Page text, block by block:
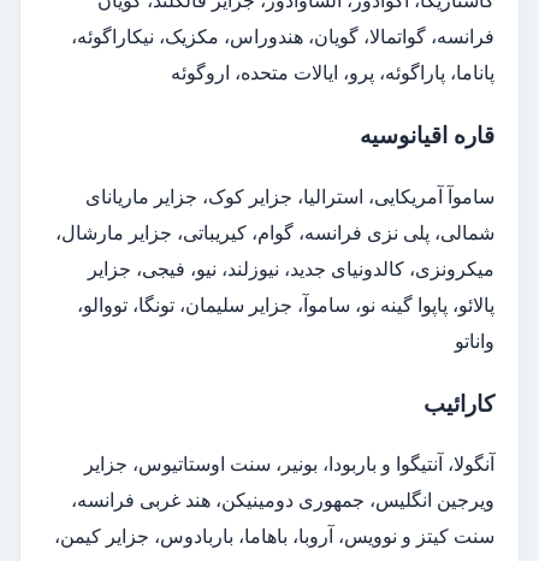
فرانسه، گواتمالا، گویان، هندوراس، مکزیک، نیکاراگوئه،
پاناما، پاراگوئه، پرو، ایالات متحده، اروگوئه
قاره اقیانوسیه
ساموآ آمریکایی، استرالیا، جزایر کوک، جزایر ماریانای
شمالی، پلی نزی فرانسه، گوام، کیریباتی، جزایر مارشال،
میکرونزی، کالدونیای جدید، نیوزلند، نیو، فیجی، جزایر
پالائو، پاپوا گینه نو، ساموآ، جزایر سلیمان، تونگا، تووالو،
واناتو
کارائیب
آنگولا، آنتیگوا و باربودا، بونیر، سنت اوستاتیوس، جزایر
ویرجین انگلیس، جمهوری دومینیکن، هند غربی فرانسه،
سنت کیتز و نوویس، آروبا، باهاما، باربادوس، جزایر کیمن،